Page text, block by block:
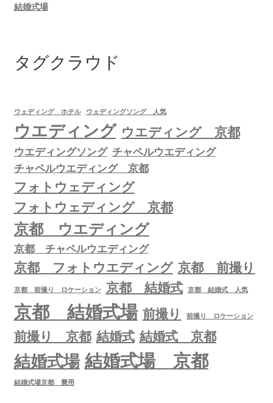
結婚式場
タグクラウド
ウェディング ホテル ウェディングソング 人気
ウエディング ウエディング 京都
ウエディングソング チャペルウエディング
チャペルウエディング 京都
フォトウェディング
フォトウェディング 京都
京都 ウエディング
京都 チャペルウエディング
京都 フォトウエディング 京都 前撮り
京都 前撮り ロケーション 京都 結婚式 京都 結婚式 人気
京都 結婚式場 前撮り 前撮り ロケーション
前撮り 京都 結婚式 結婚式 京都
結婚式場 結婚式場 京都
結婚式場京都 費用